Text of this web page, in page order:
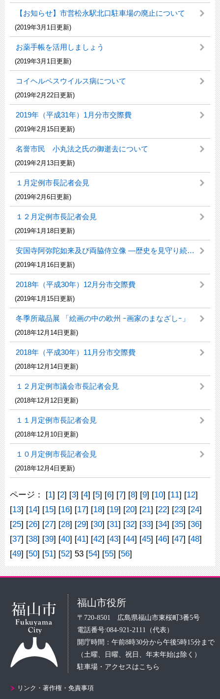
【お知らせ】市営松永駅北口駐車場の廃止について
(2019年3月1日更新)
お薬手帳を活用しましょう
(2019年3月1日更新)
コイヘルペスウイルス病について
(2019年2月22日更新)
2019年（平成31年）1月分市交際費
(2019年2月15日更新)
名誉市民 小丸法之氏の御逝去について
(2019年2月13日更新)
１月定例市長記者会見
(2019年2月6日更新)
１２月定例市長記者会見
(2019年1月18日更新)
安国寺阿弥陀如来及び両脇侍立像 ―歴史を見守り続けた本尊―
(2019年1月16日更新)
2018年（平成30年）12月分市交際費
(2019年1月15日更新)
冬季所蔵品展 「絵画の中の欧州 ｰ画家のまなざしｰ」
(2018年12月14日更新)
2018年（平成30年）11月分市交際費
(2018年12月14日更新)
１２月定例市議会市長記者会見
(2018年12月12日更新)
１１月定例市長記者会見
(2018年12月10日更新)
１０月定例市長記者会見
(2018年12月4日更新)
ページ： [1] [2] [3] [4] [5] [6] [7] [8] [9] [10] [11] [12]
[13] [14] [15] [16] [17] [18] [19] [20] [21] [22] [23] [24]
[25] [26] [27] [28] [29] [30] [31] [32] [33] [34] [35] [36]
[37] [38] [39] [40] [41] [42] [43] [44] [45] [46] [47] [48]
[49] [50] [51] [52] 53 [54] [55] [56]
福山市役所
〒720-8501 広島県福山市東桜町3番5号
電話番号:084-921-2111（代表）
開庁時間：午前8時30分から午後5時15分まで
（土曜、日曜、祝日、年末年始は除く）
駐車場・アクセスはこちら
リンク・著作権・免責事項